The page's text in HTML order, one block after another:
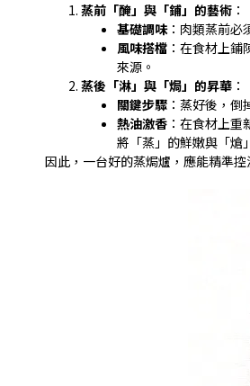
蒸前「醃」與「鋪」的藝術 ：
基礎調味：肉類蒸前必
風味搭檔 ：在食材上
來源。
蒸後「淋」與「焗」的昇華 ：
關鍵步驟 ：蒸好後，
熱油激香 ：在食材上
將「蒸」的鮮嫩與「熗
因此，一台好的蒸焗爐，應能精準